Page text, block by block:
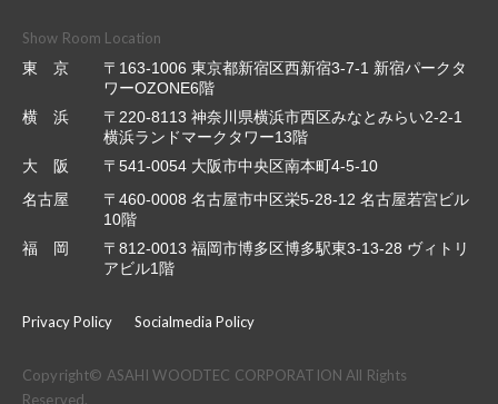
Show Room Location
東 京
〒163-1006 東京都新宿区西新宿3-7-1 新宿パークタ
ワーOZONE6階
横 浜
〒220-8113 神奈川県横浜市西区みなとみらい2-2-1
横浜ランドマークタワー13階
大 阪
〒541-0054 大阪市中央区南本町4-5-10
名古屋
〒460-0008 名古屋市中区栄5-28-12 名古屋若宮ビル
10階
福 岡
〒812-0013 福岡市博多区博多駅東3-13-28 ヴィトリ
アビル1階
Privacy Policy Socialmedia Policy
Copyright© ASAHI WOODTEC CORPORATION All Rights
Reserved.